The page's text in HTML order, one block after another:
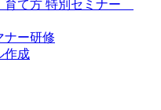
育て方 特別セミナー
ナー研修
作成